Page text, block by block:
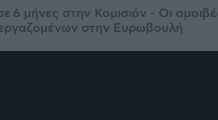
6 μήνες στην Κομισιόν - Οι
στην Ευρωβουλή